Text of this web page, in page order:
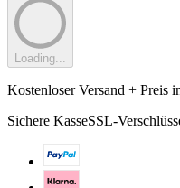
Loading...
Kostenloser Versand + Preis
Sichere KasseSSL-